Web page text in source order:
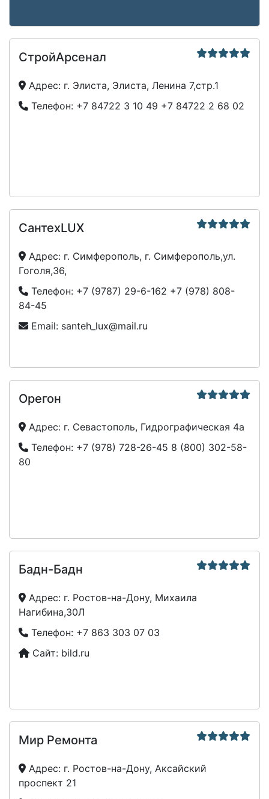
СтройАрсенал
Адрес: г. Элиста, Элиста, Ленина 7,стр.1
Телефон: +7 84722 3 10 49 +7 84722 2 68 02
СантехLUX
Адрес: г. Симферополь, г. Симферополь,ул.
Гоголя,36,
Телефон: +7 (9787) 29-6-162 +7 (978) 808-
84-45
Email: santeh_lux@mail.ru
Орегон
Адрес: г. Севастополь, Гидрографическая 4а
Телефон: +7 (978) 728-26-45 8 (800) 302-58-
80
Бадн-Бадн
Адрес: г. Ростов-на-Дону, Михаила
Нагибина,30Л
Телефон: +7 863 303 07 03
Сайт: bild.ru
Мир Ремонта
Адрес: г. Ростов-на-Дону, Аксайский
проспект 21